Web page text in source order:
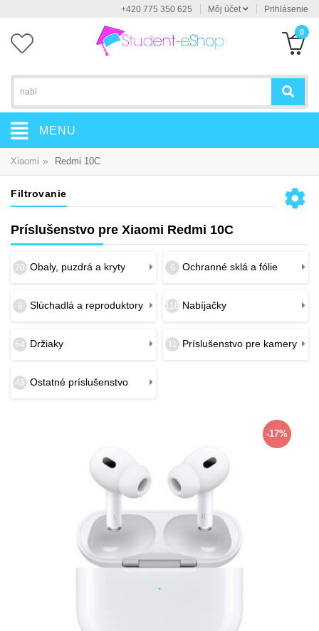
+420 775 350 625 Môj účet Prihlásenie
0
MENU
Xiaomi » Redmi 10C
Filtrovanie
Príslušenstvo pre Xiaomi Redmi 10C
20 Obaly, puzdrá a kryty 6 Ochranné sklá a fólie
8 Slúchadlá a reproduktory 118 Nabíjačky
64 Držiaky 11 Príslušenstvo pre kamery
48 Ostatné príslušenstvo
-17%